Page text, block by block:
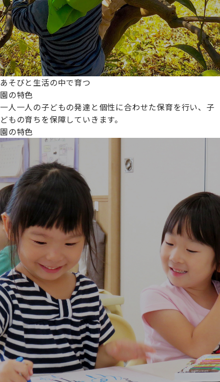
あそびと生活の中で育つ
園の特色
一人一人の子どもの発達と個性に合わせた保育を行い、子
どもの育ちを保障していきます。
園の特色